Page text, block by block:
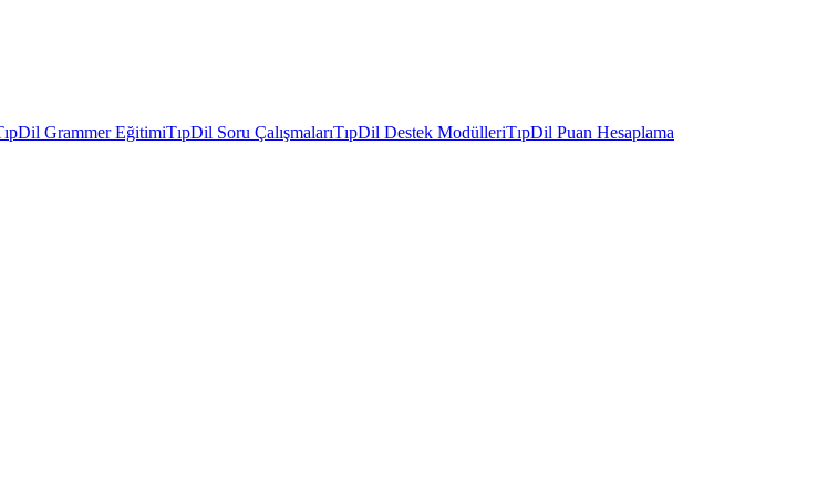
Grammer EğitimiTıpDil Soru ÇalışmalarıTıpDil Destek ModülleriTıpDil Puan Hesaplama